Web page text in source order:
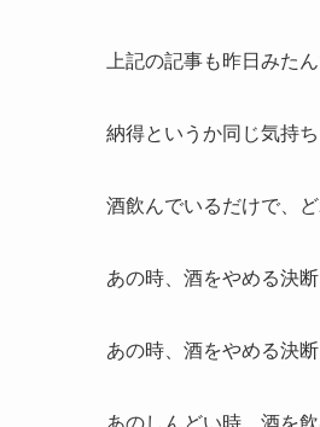
上記の記事も昨日みたん
納得というか同じ気持
酒飲んでいるだけで、
あの時、酒をやめる決
あの時、酒をやめる決断
あのしんどい時、酒を